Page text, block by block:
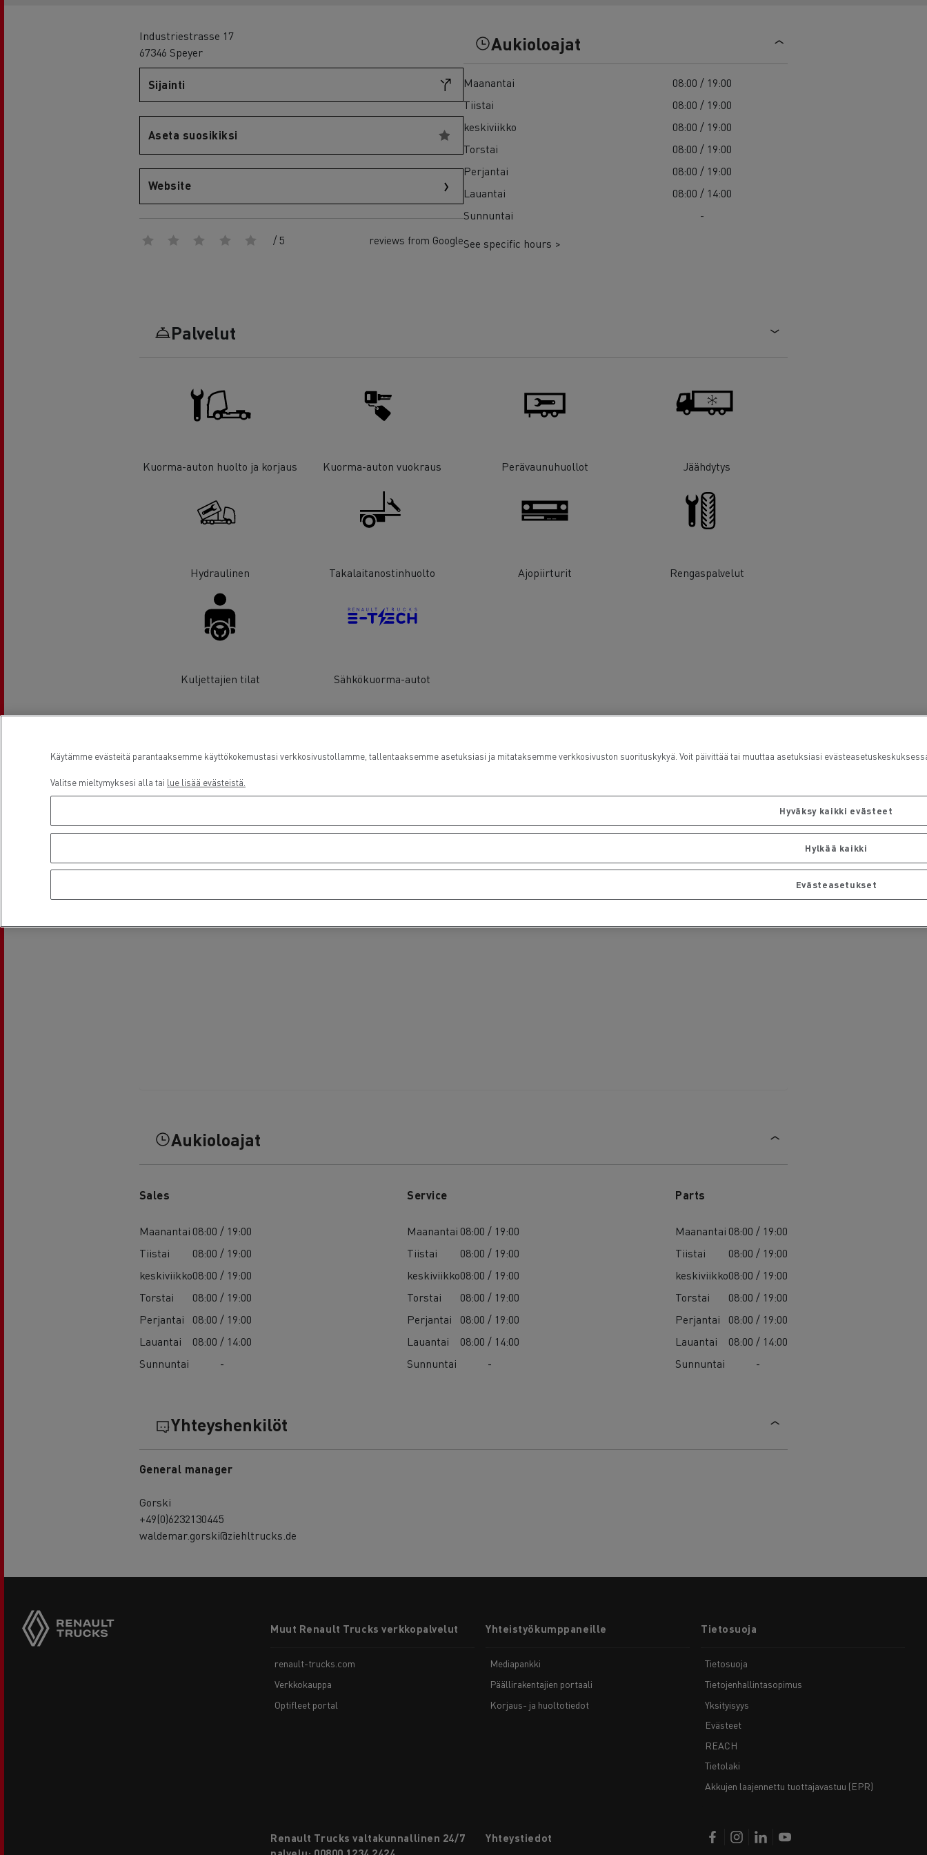
Toimitusta varten
Industriestrasse 17
67346 Speyer
Sijainti
Aseta suosikiksi
Website
/ 5 reviews from Google
Aukioloajat
Maanantai
08:00 / 19:00
Tiistai
08:00 / 19:00
keskiviikko
08:00 / 19:00
Torstai
08:00 / 19:00
Perjantai
08:00 / 19:00
Lauantai
08:00 / 14:00
Sunnuntai
-
See specific hours >
Palvelut
Kuorma-auton huolto ja korjaus Kuorma-auton vuokraus Perävaunuhuollot Jäähdytys
Hydraulinen Takalaitanostinhuolto Ajopiirturit Rengaspalvelut
Kuljettajien tilat Sähkökuorma-autot
Aukioloajat
Sales
Maanantai 08:00 / 19:00
Tiistai
08:00 / 19:00
keskiviikko08:00 / 19:00
Torstai
08:00 / 19:00
Perjantai
08:00 / 19:00
Lauantai
08:00 / 14:00
Sunnuntai
-
Service
Maanantai 08:00 / 19:00
Tiistai
08:00 / 19:00
keskiviikko08:00 / 19:00
Torstai
08:00 / 19:00
Perjantai
08:00 / 19:00
Lauantai
08:00 / 14:00
Sunnuntai
-
Parts
Maanantai 08:00 / 19:00
Tiistai
08:00 / 19:00
keskiviikko08:00 / 19:00
Torstai
08:00 / 19:00
Perjantai
08:00 / 19:00
Lauantai
08:00 / 14:00
Sunnuntai
-
Yhteyshenkilöt
General manager
Gorski
+49(0)6232130445
waldemar.gorski@ziehltrucks.de
menuMuut Renault Trucks verkkopalvelut
renault-trucks.com
Verkkokauppa
Optifleet portal
Yhteistyökumppaneille
Mediapankki
Päällirakentajien portaali
Korjaus- ja huoltotiedot
Tietosuoja
Tietosuoja
Tietojenhallintasopimus
Yksityisyys
Evästeet
REACH
Tietolaki
Akkujen laajennettu tuottajavastuu (EPR)
Renault Trucks valtakunnallinen 24/7
Yhteystiedot
Käytämme evästeitä parantaaksemme käyttökokemustasi verkkosivustollamme, tallentaaksemme asetuksiasi ja mitataksemme verkkosivuston suorituskykyä. Voit päivittää tai muuttaa asetuksiasi
Valitse mieltymyksesi alla tai lue lisää evästeistä.
Hyväksy kaikki evästeet
Hylkää kaikki
Evästeasetukset